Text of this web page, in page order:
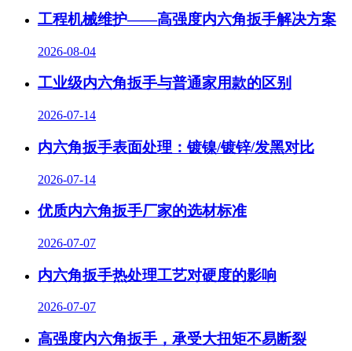
工程机械维护——高强度内六角扳手解决方案
2026-08-04
工业级内六角扳手与普通家用款的区别
2026-07-14
内六角扳手表面处理：镀镍/镀锌/发黑对比
2026-07-14
优质内六角扳手厂家的选材标准
2026-07-07
内六角扳手热处理工艺对硬度的影响
2026-07-07
高强度内六角扳手，承受大扭矩不易断裂